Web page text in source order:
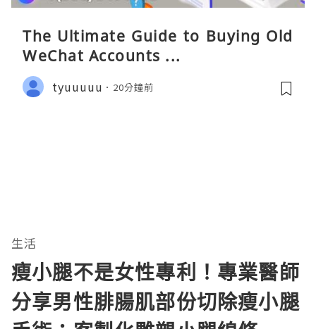
The Ultimate Guide to Buying Old
WeChat Accounts ...
tyuuuuu 20分鐘前
生活
瘦小腿不是女性專利！專業醫師
分享男性腓腸肌部份切除瘦小腿